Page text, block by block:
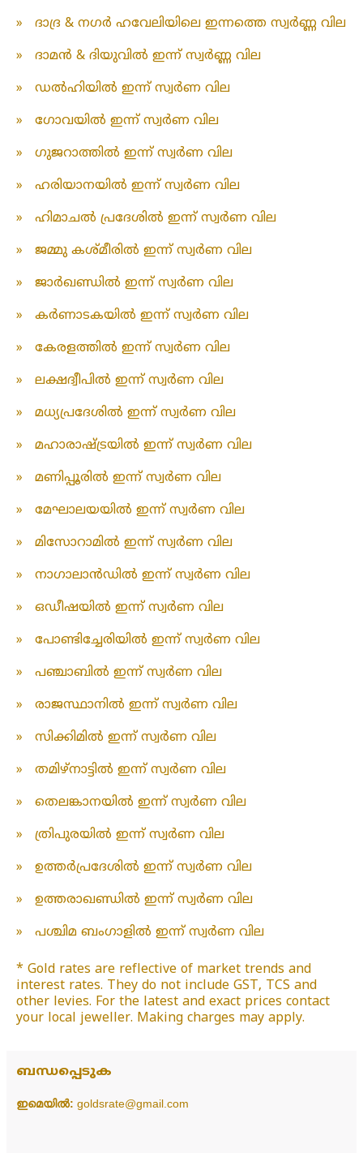
»
ദാദ്ര & നഗർ ഹവേലിയിലെ ഇന്നത്തെ സ്വർണ്ണ വില
»
ദാമൻ & ദിയുവിൽ ഇന്ന് സ്വർണ്ണ വില
»
ഡൽഹിയിൽ ഇന്ന് സ്വർണ വില
»
ഗോവയിൽ ഇന്ന് സ്വർണ വില
»
ഗുജറാത്തിൽ ഇന്ന് സ്വർണ വില
»
ഹരിയാനയിൽ ഇന്ന് സ്വർണ വില
»
ഹിമാചൽ പ്രദേശിൽ ഇന്ന് സ്വർണ വില
»
ജമ്മു കശ്മീരിൽ ഇന്ന് സ്വർണ വില
»
ജാർഖണ്ഡിൽ ഇന്ന് സ്വർണ വില
»
കർണാടകയിൽ ഇന്ന് സ്വർണ വില
»
കേരളത്തിൽ ഇന്ന് സ്വർണ വില
»
ലക്ഷദ്വീപിൽ ഇന്ന് സ്വർണ വില
»
മധ്യപ്രദേശിൽ ഇന്ന് സ്വർണ വില
»
മഹാരാഷ്ട്രയിൽ ഇന്ന് സ്വർണ വില
»
മണിപ്പൂരിൽ ഇന്ന് സ്വർണ വില
»
മേഘാലയയിൽ ഇന്ന് സ്വർണ വില
»
മിസോറാമിൽ ഇന്ന് സ്വർണ വില
»
നാഗാലാൻഡിൽ ഇന്ന് സ്വർണ വില
»
ഒഡീഷയിൽ ഇന്ന് സ്വർണ വില
»
പോണ്ടിച്ചേരിയിൽ ഇന്ന് സ്വർണ വില
»
പഞ്ചാബിൽ ഇന്ന് സ്വർണ വില
»
രാജസ്ഥാനിൽ ഇന്ന് സ്വർണ വില
»
സിക്കിമിൽ ഇന്ന് സ്വർണ വില
»
തമിഴ്‌നാട്ടിൽ ഇന്ന് സ്വർണ വില
»
തെലങ്കാനയിൽ ഇന്ന് സ്വർണ വില
»
ത്രിപുരയിൽ ഇന്ന് സ്വർണ വില
»
ഉത്തർപ്രദേശിൽ ഇന്ന് സ്വർണ വില
»
ഉത്തരാഖണ്ഡിൽ ഇന്ന് സ്വർണ വില
»
പശ്ചിമ ബംഗാളിൽ ഇന്ന് സ്വർണ വില
* Gold rates are reflective of market trends and
interest rates. They do not include GST, TCS and
other levies. For the latest and exact prices contact
your local jeweller. Making charges may apply.
ബന്ധപ്പെടുക
ഇമെയിൽ: goldsrate@gmail.com